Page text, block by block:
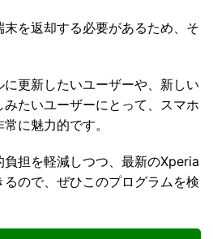
を返却する必要があるため、そ
更新したいユーザーや、新しい
たいユーザーにとって、スマホ
に魅力的です。
担を軽減しつつ、最新のXperia
ので、ぜひこのプログラムを検